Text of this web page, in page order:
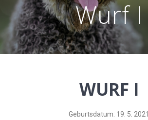
Wurf I
WURF I
Geburtsdatum: 19. 5. 2021